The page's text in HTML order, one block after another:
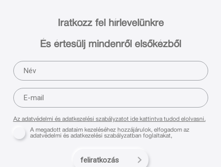
Iratkozz fel hírlevelünkre
És értesülj mindenről elsőkézből
Az adatvédelmi és adatkezelési szabályzatot ide kattintva tudod elolvasni.
A megadott adataim kezeléséhez hozzájárulok, elfogadom az
adatvédelmi és adatkezelési szabályzatban foglaltakat,
feliratkozás